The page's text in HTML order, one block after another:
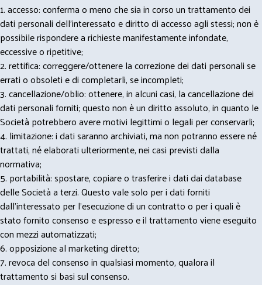
1. accesso: conferma o meno che sia in corso un trattamento dei
dati personali dell’interessato e diritto di accesso agli stessi; non è
possibile rispondere a richieste manifestamente infondate,
eccessive o ripetitive;
2. rettifica: correggere/ottenere la correzione dei dati personali se
errati o obsoleti e di completarli, se incompleti;
3. cancellazione/oblio: ottenere, in alcuni casi, la cancellazione dei
dati personali forniti; questo non è un diritto assoluto, in quanto le
Società potrebbero avere motivi legittimi o legali per conservarli;
4. limitazione: i dati saranno archiviati, ma non potranno essere né
trattati, né elaborati ulteriormente, nei casi previsti dalla
normativa;
5. portabilità: spostare, copiare o trasferire i dati dai database
delle Società a terzi. Questo vale solo per i dati forniti
dall’interessato per l’esecuzione di un contratto o per i quali è
stato fornito consenso e espresso e il trattamento viene eseguito
con mezzi automatizzati;
6. opposizione al marketing diretto;
7. revoca del consenso in qualsiasi momento, qualora il
trattamento si basi sul consenso.